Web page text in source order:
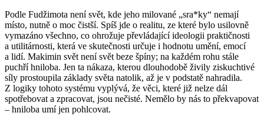
Podle Fudžimota není svět, kde jeho milované „sra*ky“ nemají
místo, nutně o moc čistší. Spíš jde o realitu, ze které bylo usilovně
vymazáno všechno, co ohrožuje převládající ideologii praktičnosti
a utilitárnosti, která ve skutečnosti určuje i hodnotu umění, emocí
a lidí. Makimin svět není svět beze špíny; na každém rohu stále
puchří hniloba. Jen ta nákaza, kterou dlouhodobě živily ziskuchtivé
síly prostoupila základy světa natolik, až je v podstatě nahradila.
Z logiky tohoto systému vyplývá, že věci, které již nelze dál
spotřebovat a zpracovat, jsou nečisté. Nemělo by nás to překvapovat
– hniloba umí jen pohlcovat.